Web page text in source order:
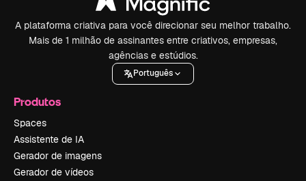
A plataforma criativa para você direcionar seu melhor trabalho.
Mais de 1 milhão de assinantes entre criativos, empresas,
agências e estúdios.
Português
Produtos
Spaces
Assistente de IA
Gerador de imagens
Gerador de vídeos